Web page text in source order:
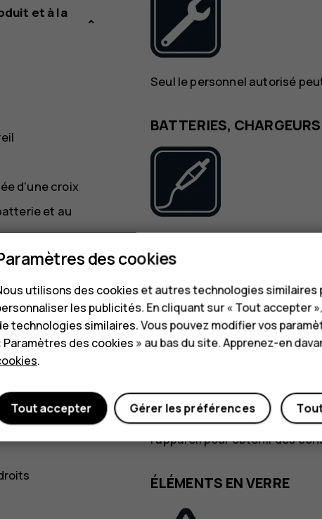
Seul le personnel autorisé
BATTERIES,
N’utilisez que des batteries,
appareil. Ne connectez pas
MAINTENEZ VOTRE
Si votre appareil est résistant
l'appareil pour obtenir des
ÉLÉMENTS EN VERRE
et à la
d'une croix
et au
le contenu
explosifs
des cookies
utilisons des cookies et autres technologies
les publicités. En cliquant sur « Tout accepter
technologies similaires. Vous pouvez modifier vos
Paramètres des cookies » au bas du site. Apprenez-en
.
Gérer les préférences
Tout accepter